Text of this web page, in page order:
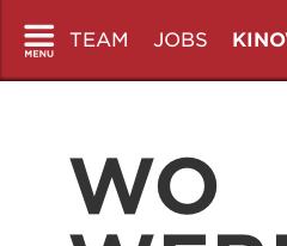
TEAM
Unser Team
JOBS
Arbeite bei
Auf
WO